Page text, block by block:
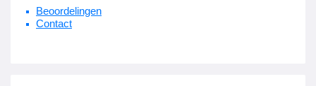
Beoordelingen
Contact